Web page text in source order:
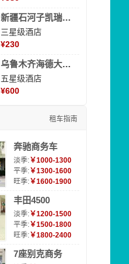
新疆石河子凯瑞酒店
三星级酒店
¥230
乌鲁木齐海德大酒店
五星级酒店
¥600
租车指南
奔驰商务车
淡季:￥1000-1300
平季:￥1300-1600
旺季:￥1600-1900
丰田4500
淡季:￥1200-1500
平季:￥1500-1800
旺季:￥1800-2400
7座别克商务